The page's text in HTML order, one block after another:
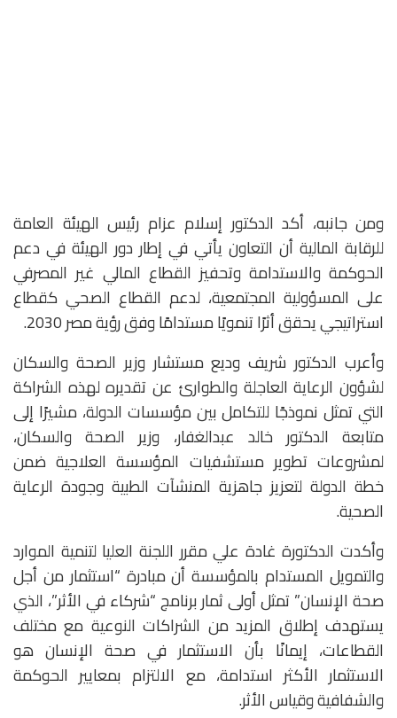
ومن جانبه، أكد الدكتور إسلام عزام رئيس الهيئة العامة
للرقابة المالية أن التعاون يأتي في إطار دور الهيئة في دعم
الحوكمة والاستدامة وتحفيز القطاع المالي غير المصرفي
على المسؤولية المجتمعية، لدعم القطاع الصحي كقطاع
استراتيجي يحقق أثرًا تنمويًا مستدامًا وفق رؤية مصر 2030.
وأعرب الدكتور شريف وديع مستشار وزير الصحة والسكان
لشؤون الرعاية العاجلة والطوارئ عن تقديره لهذه الشراكة
التي تمثل نموذجًا للتكامل بين مؤسسات الدولة، مشيرًا إلى
متابعة الدكتور خالد عبدالغفار، وزير الصحة والسكان،
لمشروعات تطوير مستشفيات المؤسسة العلاجية ضمن
خطة الدولة لتعزيز جاهزية المنشآت الطبية وجودة الرعاية
الصحية.
وأكدت الدكتورة غادة علي مقرر اللجنة العليا لتنمية الموارد
والتمويل المستدام بالمؤسسة أن مبادرة “استثمار من أجل
صحة الإنسان” تمثل أولى ثمار برنامج “شركاء في الأثر”، الذي
يستهدف إطلاق المزيد من الشراكات النوعية مع مختلف
القطاعات، إيمانًا بأن الاستثمار في صحة الإنسان هو
الاستثمار الأكثر استدامة، مع الالتزام بمعايير الحوكمة
والشفافية وقياس الأثر.